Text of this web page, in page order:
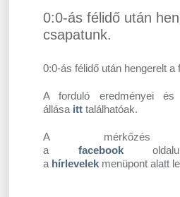
0:0-ás félidő után
csapatunk.
0:0-ás félidő után hengerelt a
A forduló eredményei
állása itt találhatóak.
A mérkőzés
a facebook
a hírlevelek menüpont alatt